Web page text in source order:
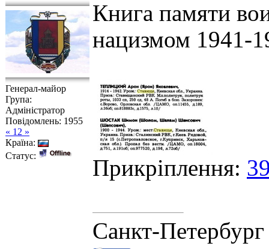
Генерал-майор
Група:
Адміністратор
Повідомлень: 1955
« 12 »
Країна:
Статус:
Книга памяти
нацизмом 1941-
Прикріплення:
Санкт-Петербург